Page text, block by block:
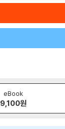
eBook
9,100원